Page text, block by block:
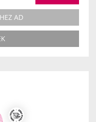
AD